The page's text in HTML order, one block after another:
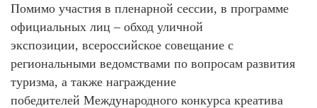
Помимо участия в пленарной сессии, в программе
официальных лиц – обход уличной
экспозиции, всероссийское совещание с
региональными ведомствами по вопросам развития
туризма, а также награждение
победителей Международного конкурса креатива